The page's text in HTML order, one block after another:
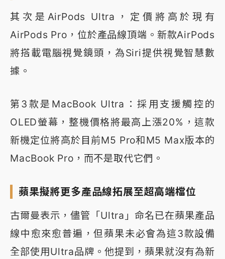
其次是AirPods Ultra，定價將高於現有
AirPods Pro，位於產品線頂端。新款AirPods
將搭載電腦視覺鏡頭，為Siri提供視覺智慧數
據。
第3款是MacBook Ultra：採用支援觸控的
OLED螢幕，整機價格將最高上漲20%，這款
新機定位將高於目前M5 Pro和M5 Max版本的
MacBook Pro，而不是取代它們。
蘋果擬將更多產品線拓展至超高端檔位
古爾曼表示，儘管「Ultra」命名已在蘋果產品
線中愈來愈普遍，但蘋果未必會為這3款設備
全部使用Ultra品牌。他提到，蘋果就沒有為新